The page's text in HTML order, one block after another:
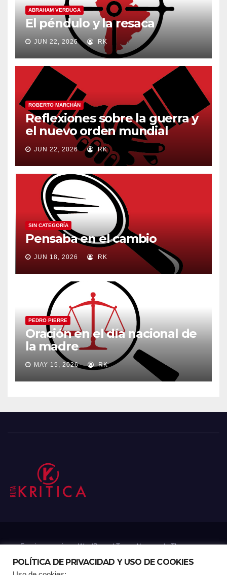
ABRAHAM VERDUGA
El péndulo y la resaca
JUN 22, 2026 RK
ROBERTO MARCHÁN
Reflexiones sobre la guerra y
el nuevo orden mundial
JUN 22, 2026 RK
SIN CATEGORÍA
Pensaba en el cambio
JUN 18, 2026 RK
PEDRO PIERRE
Oración en el día nacional de
la madre
MAY 15, 2026 RK
Funciona gracias a WordPress|Tema: Newsup deThemeansar
POLÍTICA DE PRIVACIDAD Y USO DE COOKIES